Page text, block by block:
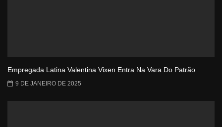
Empregada Latina Valentina Vixen Entra Na Vara Do Patrão
9 DE JANEIRO DE 2025